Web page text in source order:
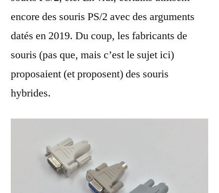
encore des souris PS/2 avec des arguments
datés en 2019. Du coup, les fabricants de
souris (pas que, mais c’est le sujet ici)
proposaient (et proposent) des souris
hybrides.